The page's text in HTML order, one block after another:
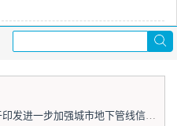
步加强城市地下管线信息管理办法的通知